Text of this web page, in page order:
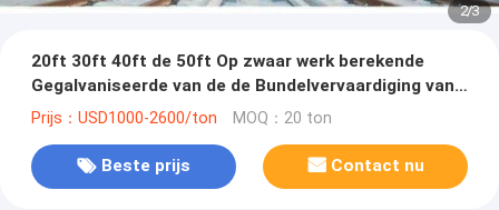
2/3
20ft 30ft 40ft de 50ft Op zwaar werk berekende
Gegalvaniseerde van de de Bundelvervaardiging van
het Staaldak het Pakhuisbouw
Prijs：USD1000-2600/ton MOQ：20 ton
Beste prijs Contact nu